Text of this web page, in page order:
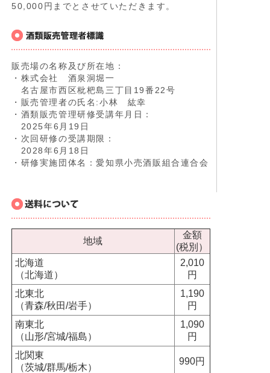
50,000円までとさせていただきます。
販売場の名称及び所在地：
・株式会社 酒泉洞堀一
名古屋市西区枇杷島三丁目19番22号
・販売管理者の氏名:小林 紘幸
・酒類販売管理研修受講年月日：
2025年6月19日
・次回研修の受講期限：
2028年6月18日
・研修実施団体名：愛知県小売酒販組合連合会
地域
金額
(税別）
北海道
（北海道）
2,010
円
北東北
（青森/秋田/岩手）
1,190
円
南東北
（山形/宮城/福島）
1,090
円
北関東
（茨城/群馬/栃木）
990円